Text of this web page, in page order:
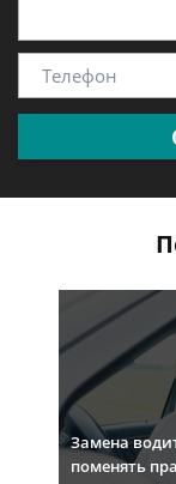
Замена
поменять